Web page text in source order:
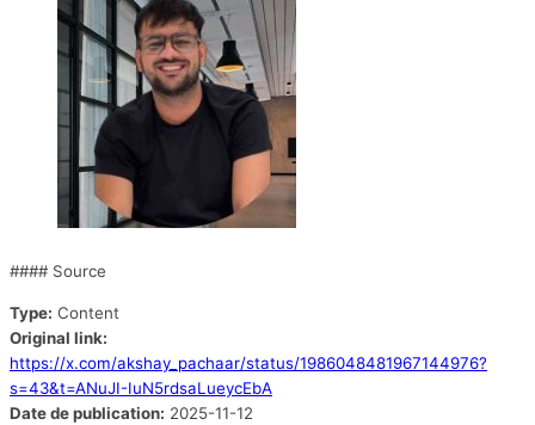
#### Source
Type: Content
Original link:
https://x.com/akshay_pachaar/status/1986048481967144976?
s=43&t=ANuJI-IuN5rdsaLueycEbA
Date de publication: 2025-11-12